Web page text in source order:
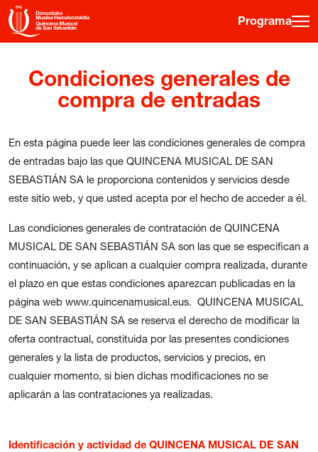
Programa
ES EU FR EN
Otras Actividades
Información entradas
Guía para principiantes
Hora joven
La Quincena
Historia
Ediciones anteriores
Carteles
Sedes Habituales
Curso de Órgano
La Quincena Verde
Hazte Amigo
Condiciones generales de
compra de entradas
En esta página puede leer las condiciones generales de compra
de entradas bajo las que QUINCENA MUSICAL DE SAN
SEBASTIÁN SA le proporciona contenidos y servicios desde
este sitio web, y que usted acepta por el hecho de acceder a él.
Las condiciones generales de contratación de QUINCENA
MUSICAL DE SAN SEBASTIÁN SA son las que se especifican a
continuación, y se aplican a cualquier compra realizada, durante
el plazo en que estas condiciones aparezcan publicadas en la
página web www.quincenamusical.eus. QUINCENA MUSICAL
DE SAN SEBASTIÁN SA se reserva el derecho de modificar la
oferta contractual, constituida por las presentes condiciones
generales y la lista de productos, servicios y precios, en
cualquier momento, si bien dichas modificaciones no se
aplicarán a las contrataciones ya realizadas.
Identificación y actividad de QUINCENA MUSICAL DE SAN